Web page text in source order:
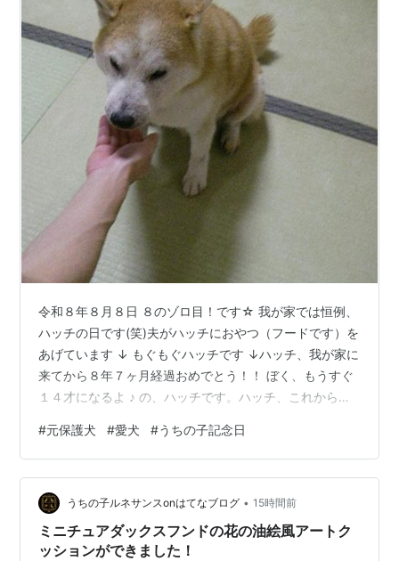
令和８年８月８日 ８のゾロ目！です☆ 我が家では恒例、
ハッチの日です(笑)夫がハッチにおやつ（フードです）を
あげています ↓ もぐもぐハッチです ↓ハッチ、我が家に
来てから８年７ヶ月経過おめでとう！！ ぼく、もうすぐ
１４才になるよ ♪ の、ハッチです。ハッチ、これからも
#元保護犬 #愛犬 #うちの子記念日
うちの子ルネサンスonはてなブログ • 15時間前
ミニチュアダックスフンドの花の油絵風アートク
ッションができました！